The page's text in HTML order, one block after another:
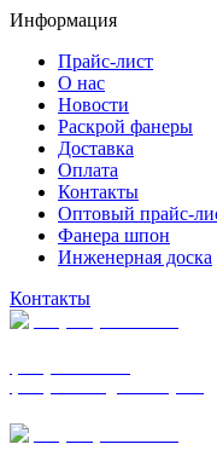
Информация
Прайс-лист
О нас
Новости
Раскрой фанеры
Доставка
Оплата
Контакты
Оптовый прайс-
Фанера шпон
Инженерная доска
Контакты